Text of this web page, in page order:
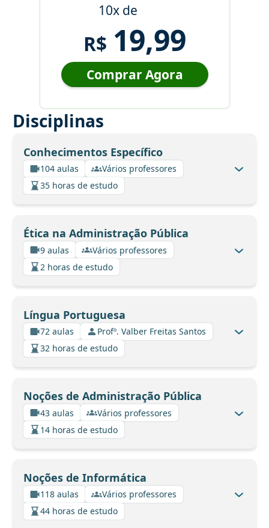
10x de
R$ 19,99
Comprar Agora
Disciplinas
Conhecimentos Específico
104 aulas
Vários professores
35 horas de estudo
Ética na Administração Pública
9 aulas
Vários professores
2 horas de estudo
Língua Portuguesa
72 aulas
Profº. Valber Freitas Santos
32 horas de estudo
Noções de Administração Pública
43 aulas
Vários professores
14 horas de estudo
Noções de Informática
118 aulas
Vários professores
44 horas de estudo